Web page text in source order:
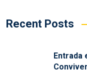
Recent Posts
Entrada